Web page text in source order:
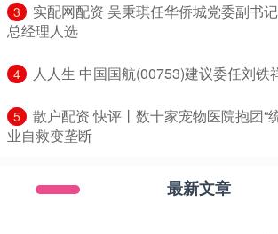
3
实配网配资 吴秉琪任华侨城党委副书
总经理人选
4 人人生 中国国航(00753)建议委任刘铁
5
散户配资 快评丨数十家宠物医院抱团“
业自救变垄断
最新文章